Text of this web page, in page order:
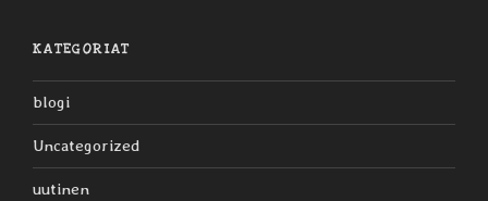
KATEGORIAT
blogi
Uncategorized
uutinen